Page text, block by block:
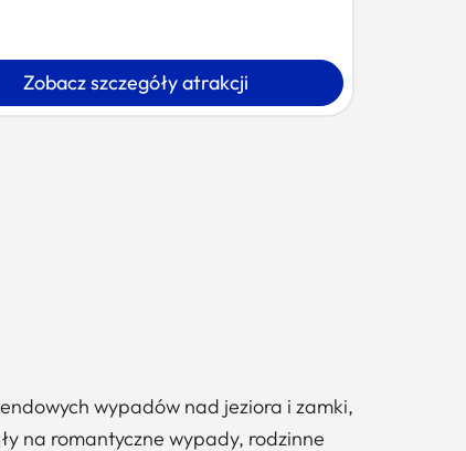
Zobacz szczegóły atrakcji
wypadów nad jeziora i zamki,
na romantyczne wypady, rodzinne